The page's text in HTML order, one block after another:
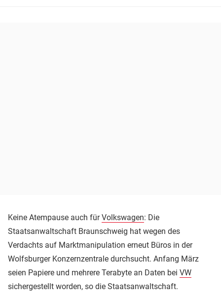
Keine Atempause auch fürVolkswagen: Die
Staatsanwaltschaft Braunschweig hat wegen des
Verdachts auf Marktmanipulation erneut Büros in der
Wolfsburger Konzernzentrale durchsucht. Anfang März
seien Papiere und mehrere Terabyte an Daten bei VW
sichergestellt worden, so die Staatsanwaltschaft.